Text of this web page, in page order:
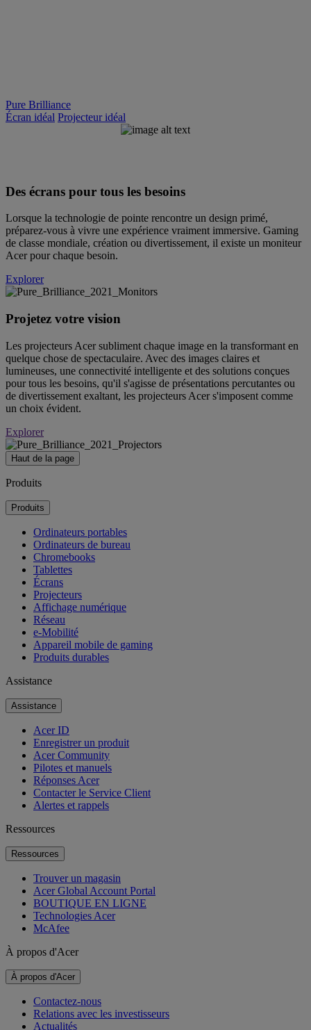
Pure Brilliance
Écran idéal Projecteur idéal
BRILLIANCE
Acer Monitor & ProjectorSeries
Des écrans pour tous les besoins
Lorsque la technologie de pointe rencontre un design primé,
préparez-vous à vivre une expérience vraiment immersive. Gaming
de classe mondiale, création ou divertissement, il existe un moniteur
Acer pour chaque besoin.
Explorer
Projetez votre vision
Les projecteurs Acer subliment chaque image en la transformant en
quelque chose de spectaculaire. Avec des images claires et
lumineuses, une connectivité intelligente et des solutions conçues
pour tous les besoins, qu'il s'agisse de présentations percutantes ou
de divertissement exaltant, les projecteurs Acer s'imposent comme
un choix évident.
Explorer
Haut de la page
Produits
Produits
Ordinateurs portables
Ordinateurs de bureau
Chromebooks
Tablettes
Écrans
Projecteurs
Affichage numérique
Réseau
e-Mobilité
Appareil mobile de gaming
Produits durables
Assistance
Assistance
Acer ID
Enregistrer un produit
Acer Community
Pilotes et manuels
Réponses Acer
Contacter le Service Client
Alertes et rappels
Ressources
Ressources
Trouver un magasin
Acer Global Account Portal
BOUTIQUE EN LIGNE
Technologies Acer
McAfee
À propos d'Acer
À propos d'Acer
Contactez-nous
Relations avec les investisseurs
Actualités